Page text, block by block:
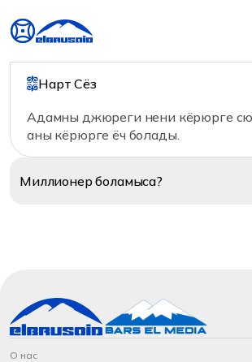
Нарт Сёз
Адамны джюреги нени кёрюрге
аны кёрюрге ёч болады.
Миллионерболамыса?
О нас